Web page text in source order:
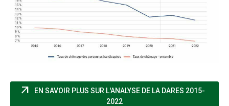
arrow_outward
EN SAVOIR PLUS SUR L'ANALYSE DE LA DARES 2015-
2022